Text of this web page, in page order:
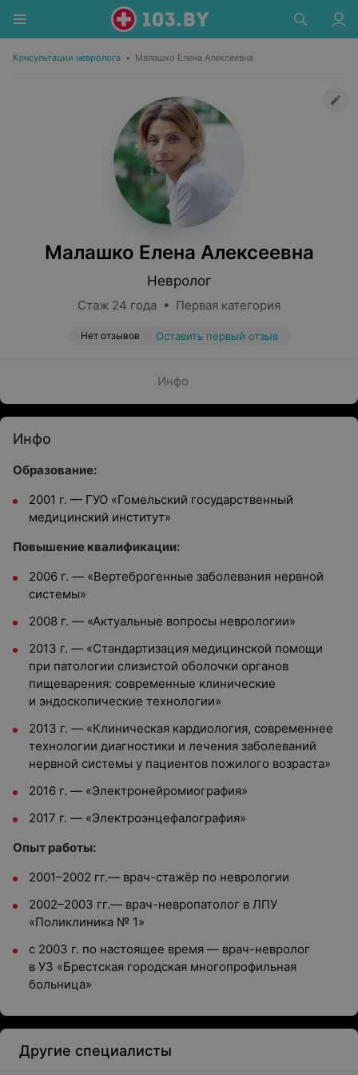
Консультации невролога • Малашко Елена Алексеевна
Малашко Елена Алексеевна
Невролог
Стаж 24 года • Первая категория
Нет отзывов Оставить первый отзыв
Инфо
Инфо
Образование:
2001 г. — ГУО «Гомельский государственный
медицинский институт»
Повышение квалификации:
2006 г. — «Вертеброгенные заболевания нервной
системы»
2008 г. — «Актуальные вопросы неврологии»
2013 г. — «Стандартизация медицинской помощи
при патологии слизистой оболочки органов
пищеварения: современные клинические
и эндоскопические технологии»
2013 г. — «Клиническая кардиология, современнее
технологии диагностики и лечения заболеваний
нервной системы у пациентов пожилого возраста»
2016 г. — «Электронейромиография»
2017 г. — «Электроэнцефалография»
Опыт работы:
2001–2002 гг.— врач-стажёр по неврологии
2002–2003 гг.— врач-невропатолог в ЛПУ
«Поликлиника № 1»
с 2003 г. по настоящее время — врач-невролог
в УЗ «Брестская городская многопрофильная
больница»
Другие специалисты